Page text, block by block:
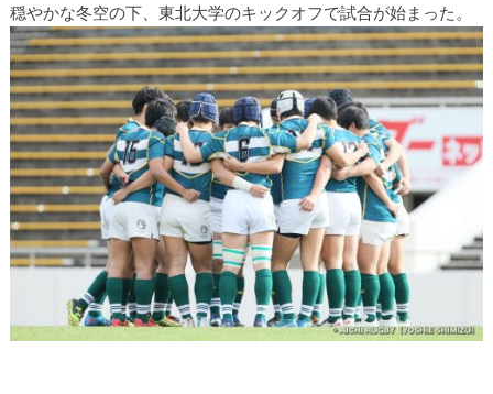
穏やかな冬空の下、東北大学のキックオフで試合が始まった。